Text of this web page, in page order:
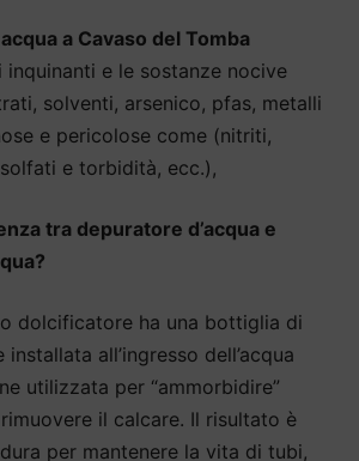
a Cavaso del Tomba
e le sostanze nocive
solventi, arsenico, pfas, metalli
e pericolose come (nitriti,
e torbidità, ecc.),
tra depuratore d’acqua e
dolcificatore ha una bottiglia di
installata all’ingresso dell’acqua
utilizzata per “ammorbidire”
rimuovere il calcare. Il risultato è
dura per mantenere la vita di tubi,